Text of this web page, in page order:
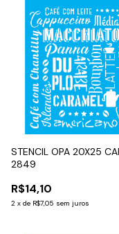
STENCIL OPA 20X25
2849
R$14,10
2 x de R$7,05 sem juros